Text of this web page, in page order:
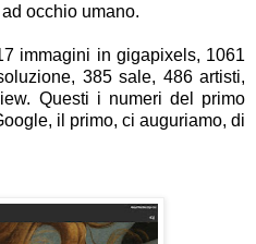
occhio umano.
immagini in gigapixels, 1061
385 sale, 486 artisti,
Questi i numeri del primo
il primo, ci auguriamo, di